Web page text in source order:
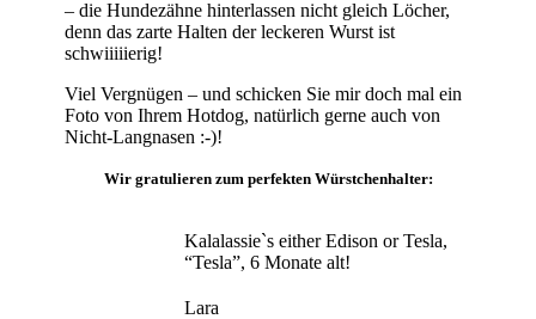
– die Hundezähne hinterlassen nicht gleich Löcher,
denn das zarte Halten der leckeren Wurst ist
schwiiiiierig!
Viel Vergnügen – und schicken Sie mir doch mal ein
Foto von Ihrem Hotdog, natürlich gerne auch von
Nicht-Langnasen :-)!
Wir gratulieren zum perfekten Würstchenhalter:
Kalalassie`s either Edison or Tesla,
“Tesla”, 6 Monate alt!
Lara